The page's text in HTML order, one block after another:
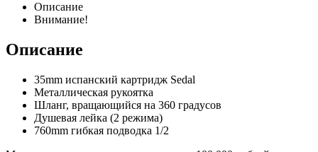
Описание
Внимание!
Описание
35mm испанский картридж Sedal
Металлическая рукоятка
Шланг, вращающийся на 360 градусов
Душевая лейка (2 режима)
760mm гибкая подводка 1/2